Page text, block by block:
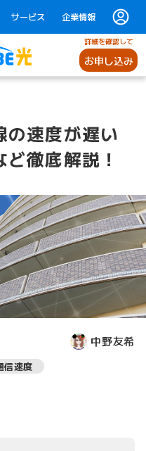
サービス 企業情報
詳細を確認して
お申し込み
の速度が遅い
徹底解説！
中野友希
信速度